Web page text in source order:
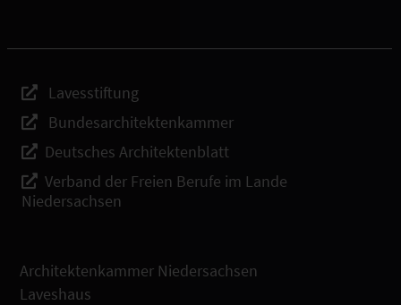
Lavesstiftung
Bundesarchitektenkammer
Deutsches Architektenblatt
Verband der Freien Berufe im Lande
Niedersachsen
Architektenkammer Niedersachsen
Laveshaus